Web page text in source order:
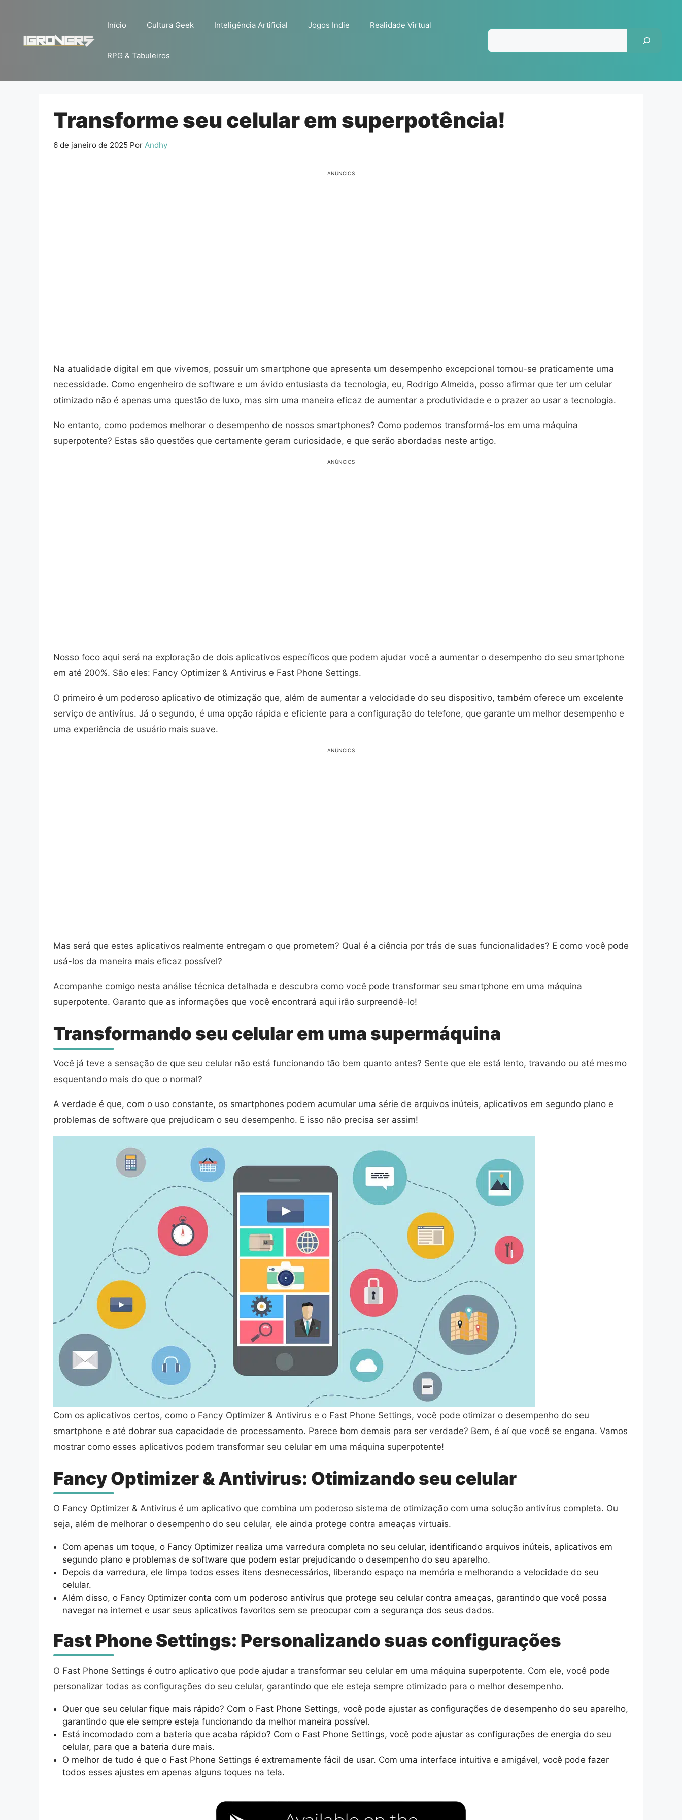
conteúdo
Início Cultura Geek Inteligência Artificial Jogos Indie Realidade Virtual
RPG & Tabuleiros
Transforme seu celular em superpotência!
6 de janeiro de 2025 Por Andhy
ANÚNCIOS
Na atualidade digital em que vivemos, possuir um smartphone que apresenta um desempenho excepcional tornou-se praticamente uma
necessidade. Como engenheiro de software e um ávido entusiasta da tecnologia, eu, Rodrigo Almeida, posso afirmar que ter um celular
otimizado não é apenas uma questão de luxo, mas sim uma maneira eficaz de aumentar a produtividade e o prazer ao usar a tecnologia.
No entanto, como podemos melhorar o desempenho de nossos smartphones? Como podemos transformá-los em uma máquina
superpotente? Estas são questões que certamente geram curiosidade, e que serão abordadas neste artigo.
ANÚNCIOS
Nosso foco aqui será na exploração de dois aplicativos específicos que podem ajudar você a aumentar o desempenho do seu smartphone
em até 200%. São eles: Fancy Optimizer & Antivirus e Fast Phone Settings.
O primeiro é um poderoso aplicativo de otimização que, além de aumentar a velocidade do seu dispositivo, também oferece um excelente
serviço de antivírus. Já o segundo, é uma opção rápida e eficiente para a configuração do telefone, que garante um melhor desempenho e
uma experiência de usuário mais suave.
ANÚNCIOS
Mas será que estes aplicativos realmente entregam o que prometem? Qual é a ciência por trás de suas funcionalidades? E como você pode
usá-los da maneira mais eficaz possível?
Acompanhe comigo nesta análise técnica detalhada e descubra como você pode transformar seu smartphone em uma máquina
superpotente. Garanto que as informações que você encontrará aqui irão surpreendê-lo!
Transformando seu celular em uma supermáquina
Você já teve a sensação de que seu celular não está funcionando tão bem quanto antes? Sente que ele está lento, travando ou até mesmo
esquentando mais do que o normal?
A verdade é que, com o uso constante, os smartphones podem acumular uma série de arquivos inúteis, aplicativos em segundo plano e
problemas de software que prejudicam o seu desempenho. E isso não precisa ser assim!
Com os aplicativos certos, como o Fancy Optimizer & Antivirus e o Fast Phone Settings, você pode otimizar o desempenho do seu
smartphone e até dobrar sua capacidade de processamento. Parece bom demais para ser verdade? Bem, é aí que você se engana. Vamos
mostrar como esses aplicativos podem transformar seu celular em uma máquina superpotente!
Fancy Optimizer & Antivirus: Otimizando seu celular
O Fancy Optimizer & Antivirus é um aplicativo que combina um poderoso sistema de otimização com uma solução antivírus completa. Ou
seja, além de melhorar o desempenho do seu celular, ele ainda protege contra ameaças virtuais.
Com apenas um toque, o Fancy Optimizer realiza uma varredura completa no seu celular, identificando arquivos inúteis, aplicativos em
segundo plano e problemas de software que podem estar prejudicando o desempenho do seu aparelho.
Depois da varredura, ele limpa todos esses itens desnecessários, liberando espaço na memória e melhorando a velocidade do seu
celular.
Além disso, o Fancy Optimizer conta com um poderoso antivírus que protege seu celular contra ameaças, garantindo que você possa
navegar na internet e usar seus aplicativos favoritos sem se preocupar com a segurança dos seus dados.
Fast Phone Settings: Personalizando suas configurações
O Fast Phone Settings é outro aplicativo que pode ajudar a transformar seu celular em uma máquina superpotente. Com ele, você pode
personalizar todas as configurações do seu celular, garantindo que ele esteja sempre otimizado para o melhor desempenho.
Quer que seu celular fique mais rápido? Com o Fast Phone Settings, você pode ajustar as configurações de desempenho do seu aparelho,
garantindo que ele sempre esteja funcionando da melhor maneira possível.
Está incomodado com a bateria que acaba rápido? Com o Fast Phone Settings, você pode ajustar as configurações de energia do seu
celular, para que a bateria dure mais.
O melhor de tudo é que o Fast Phone Settings é extremamente fácil de usar. Com uma interface intuitiva e amigável, você pode fazer
todos esses ajustes em apenas alguns toques na tela.